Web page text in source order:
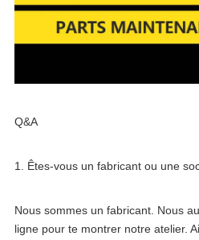
Q&A
1. Êtes-vous un fabricant ou une
Nous sommes un fabricant. Nous
ligne pour te montrer notre atelier.